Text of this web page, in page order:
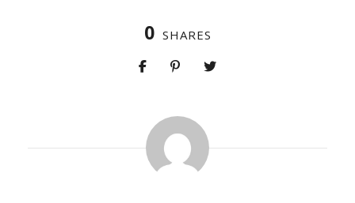
0 SHARES